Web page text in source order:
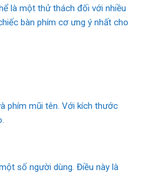
là một thử thách đối với nhiều
bàn phím cơ ưng ý nhất cho
phím mũi tên. Với kích thước
số người dùng. Điều này là